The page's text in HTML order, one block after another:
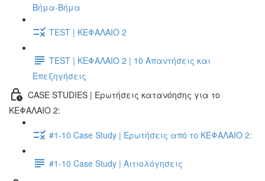
Βήμα-Βήμα
TEST | ΚΕΦΑΛΑΙΟ 2
TEST | ΚΕΦΑΛΑΙΟ 2 | 10 Απαντήσεις και
Επεξηγήσεις
CASE STUDIES | Ερωτήσεις κατανόησης για το
ΚΕΦΑΛΑΙΟ 2:
#1-10 Case Study | Ερωτήσεις από το ΚΕΦΑΛΑΙΟ 2:
#1-10 Case Study | Αιτιολόγησεις